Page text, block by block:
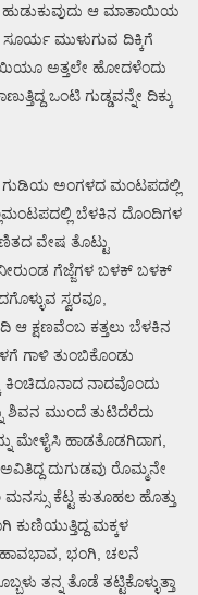
ಹುಡುಕುವುದು ಆ ಮಾತಾಯಿಯ
ಮುಳುಗುವ ದಿಕ್ಕಿಗೆ
ಅತ್ತಲೇ ಹೋದಳೆಂದು
ಒಂಟಿ ಗುಡ್ಡವನ್ನೇ ದಿಕ್ಕು
ಗುಡಿಯ ಅಂಗಳದ ಮಂಟಪದಲ್ಲಿ
ಬೆಳಕಿನ ದೊಂದಿಗಳ
ವೇಷ ತೊಟ್ಟು
ಗೆಜ್ಜೆಗಳ ಬಳಕ್ ಬಳಕ್
ಸ್ವರವೂ,
ಕ್ಷಣವೆಂಬ ಕತ್ತಲು ಬೆಳಕಿನ
ಗಾಳಿ ತುಂಬಿಕೊಂಡು
ಕಿಂಚಿದೂನಾದ ನಾದವೊಂದು
ಶಿವನ ಮುಂದೆ ತುಟಿದೆರೆದು
ಮೇಳೈಸಿ ಹಾಡತೊಡಗಿದಾಗ,
ದುಗುಡವು ರೊಮ್ಮನೇ
ಕೆಟ್ಟ ಕುತೂಹಲ ಹೊತ್ತು
ಮಕ್ಕಳ
ಹಾವಭಾವ, ಭಂಗಿ, ಚಲನೆ
ತನ್ನ ತೊಡೆ ತಟ್ಟಿಕೊಳ್ಳುತ್ತಾ